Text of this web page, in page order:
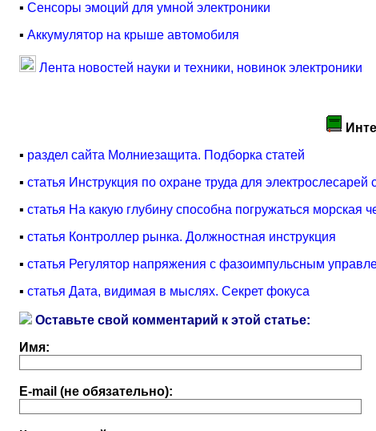
▪ Сенсоры эмоций для умной электроники
▪ Аккумулятор на крыше автомобиля
Лента новостей науки и техники, новинок электроники
▪ раздел сайта Молниезащита. Подборка статей
▪ статья Инструкция по охране труда для электрослесарей
▪ статья На какую глубину способна погружаться морская
▪ статья Контроллер рынка. Должностная инструкция
▪ статья Регулятор напряжения с фазоимпульсным
▪ статья Дата, видимая в мыслях. Секрет фокуса
Оставьте свой комментарий к этой статье:
Имя:
E-mail (не обязательно):